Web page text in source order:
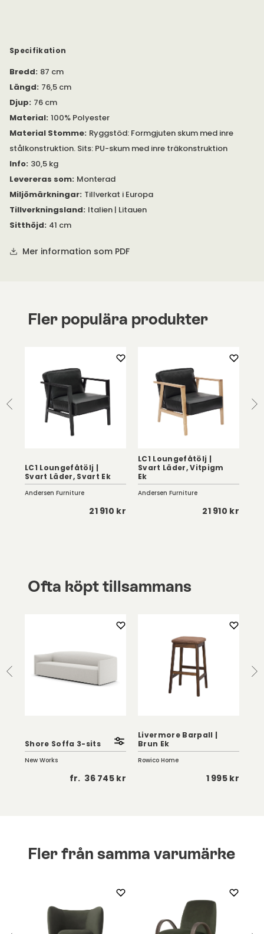
Rico Lounge Chair i tyg Brushed är en del av vårt koncept för
specialanpassade beställningar, där materialen valts
omsorgsfullt för att skapa detta unika objekt. Tyg: Brushed -
100% polyester. Ryggstöd: Formgjuten skum med inre
stålkonstruktion. Sits: PU-skum med inre träkonstruktion.
Fötter: Låg densitet polyeten.Skötselråd: Dammsug
regelbundet på medelstyrka. Ta bort våta fläckar genom att
försiktigt dutta med en luddfri trasa eller svamp, fuktad med
rekommenderas professionell kemtvätt.
Specifikation
Bredd: 87 cm
Längd: 76,5 cm
Djup: 76 cm
Material: 100% Polyester
Material Stomme: Ryggstöd: Formgjuten skum med inre
stålkonstruktion. Sits: PU-skum med inre träkonstruktion
Info: 30,5 kg
Levereras som: Monterad
Miljömärkningar: Tillverkat i Europa
Tillverkningsland: Italien | Litauen
Sitthöjd: 41 cm
Mer information som PDF
Fler populära produkter
LC1 Loungefåtölj |
Svart Läder, Svart Ek
Andersen Furniture
21 910 kr
LC1 Loungefåtölj |
Svart Läder, Vitpigm
Ek
Andersen Furniture
21 910 kr
Ofta köpt tillsammans
Shore Soffa 3-sits
New Works
fr. 36 745 kr
Livermore Barpall |
Brun Ek
Rowico Home
1 995 kr
Fler från samma varumärke